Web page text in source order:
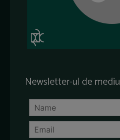
Newsletter-ul de mediu